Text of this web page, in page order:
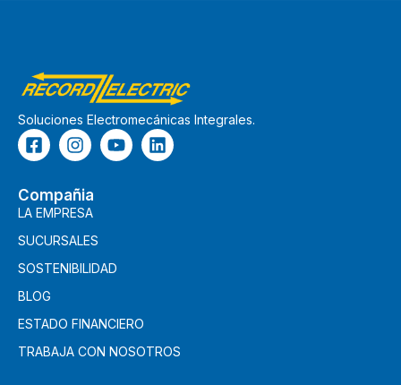
Soluciones Electromecánicas Integrales.
Compañia
LA EMPRESA
SUCURSALES
SOSTENIBILIDAD
BLOG
ESTADO FINANCIERO
TRABAJA CON NOSOTROS